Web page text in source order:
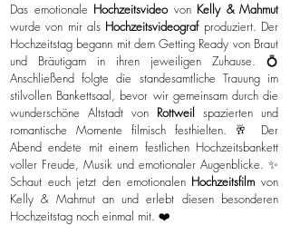
Das emotionale Hochzeitsvideovon Kelly & Mahmut
wurde von mir als Hochzeitsvideograf produziert. Der
Hochzeitstag begann mit dem Getting Ready von Braut
und Bräutigam in ihren jeweiligen Zuhause. 💍
Anschließend folgte die standesamtliche Trauung im
stilvollen Bankettsaal, bevor wir gemeinsam durch die
wunderschöne Altstadt von Rottweil spazierten und
romantische Momente filmisch festhielten. 🥂 Der
Abend endete mit einem festlichen Hochzeitsbankett
voller Freude, Musik und emotionaler Augenblicke. ✨
Schaut euch jetzt den emotionalen Hochzeitsfilmvon
Kelly & Mahmut an und erlebt diesen besonderen
Hochzeitstag noch einmal mit. ❤️